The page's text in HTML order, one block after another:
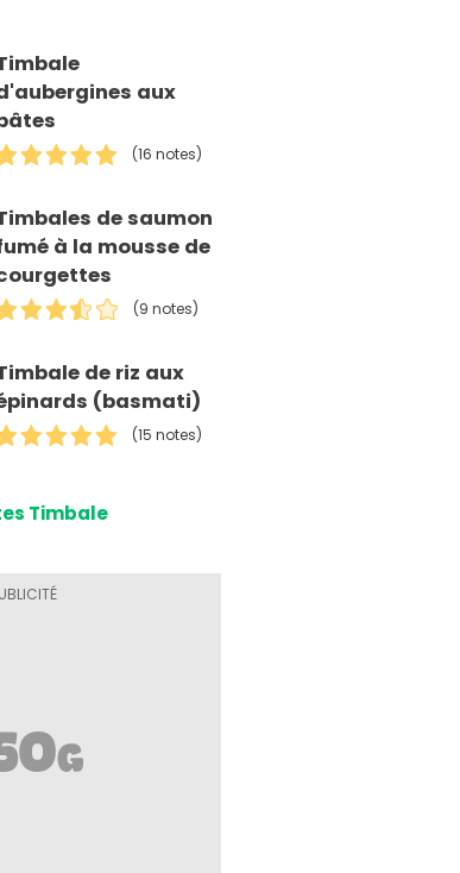
aux
(16 notes)
de saumon
à la mousse de
(9 notes)
de riz aux
(basmati)
(15 notes)
Timbale